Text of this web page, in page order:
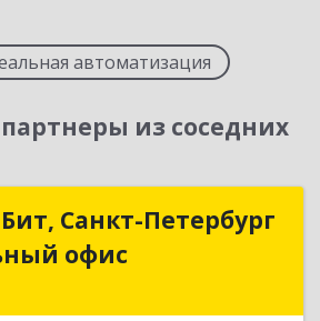
автоматизация
из соседних
Санкт-Петербург
офис
Санкт-Петербург
– Центральный офис